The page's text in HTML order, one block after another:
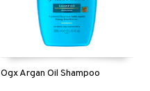
Ogx Argan Oil Shampoo